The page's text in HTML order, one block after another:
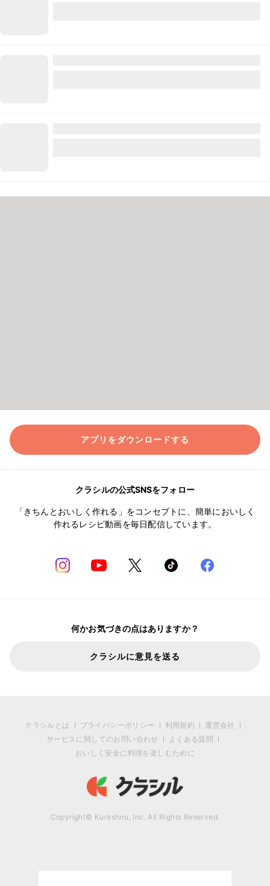
アプリをダウンロードする
クラシルの公式SNSをフォロー
「きちんとおいしく作れる」をコンセプトに、簡単においしく
作れるレシピ動画を毎日配信しています。
何かお気づきの点はありますか？
クラシルに意見を送る
クラシルとは プライバシーポリシー 利用規約
運営会社
サービスに関してのお問い合わせ
よくある質問
おいしく安全に料理を楽しむために
Copyright© Kurashiru, Inc. All Rights Reserved.